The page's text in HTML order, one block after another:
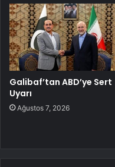
Galibaf’tan ABD’ye Sert
Uyarı
Ağustos 7, 2026